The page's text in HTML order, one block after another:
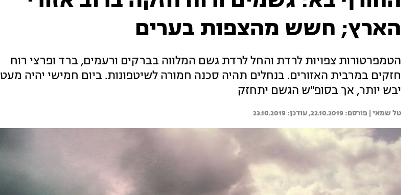
הארץ; חשש מהצפות בערים
הטמפרטורות צפויות לרדת והחל לרדת גשם המלווה בברקים ורעמים, ברד ופרצי רוח
חזקים במרבית האזורים. בנחלים תהיה סכנה חמורה לשיטפונות. ביום חמישי יהיה מעט
יבש יותר, אך בסופ"ש הגשם יתחזק
טל שמאי | 22.10.2019
23.10.2019